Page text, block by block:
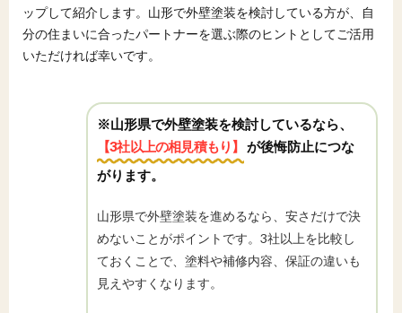
ップして紹介します。山形で外壁塗装を検討している方が、自
分の住まいに合ったパートナーを選ぶ際のヒントとしてご活用
いただければ幸いです。
※山形県で外壁塗装を検討しているなら、
【3社以上の相見積もり】
が後悔防止につな
がります。
山形県で外壁塗装を進めるなら、安さだけで決
めないことがポイントです。3社以上を比較し
ておくことで、塗料や補修内容、保証の違いも
見えやすくなります。